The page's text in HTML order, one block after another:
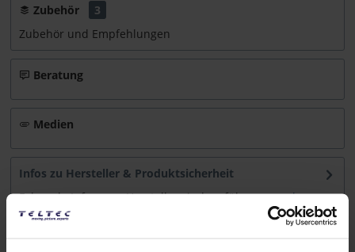
Zubehör
3
Zubehör und Empfehlungen
Beratung
Medien
Infos zu Hersteller & Produktsicherheit
Folgende Infos zum Hersteller sind verfübar......mehr